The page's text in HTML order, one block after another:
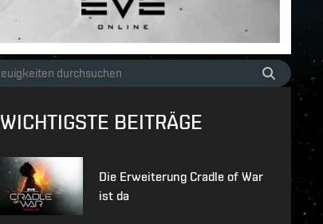
WICHTIGSTE BEITRÄGE
Die Erweiterung Cradle of War
ist da